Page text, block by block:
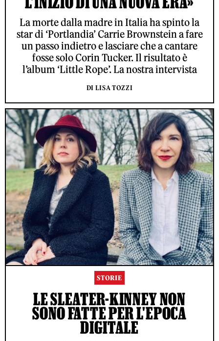
La morte dalla madre in Italia ha spinto la
star di ‘Portlandia’ Carrie Brownstein a fare
un passo indietro e lasciare che a cantare
fosse solo Corin Tucker. Il risultato è
l’album ‘Little Rope’. La nostra intervista
DI LISA TOZZI
STORIE
LE SLEATER-KINNEY NON
SONO FATTE PER L'EPOCA
DIGITALE